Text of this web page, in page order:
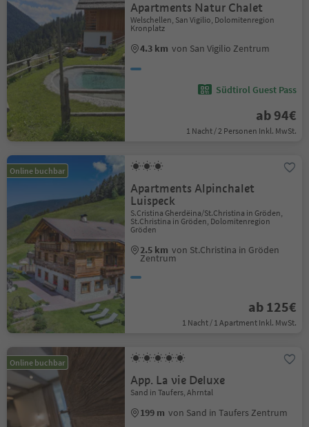
Apartments Natur Chalet
Welschellen, San Vigilio, Dolomitenregion
Kronplatz
4.3 km von San Vigilio Zentrum
Südtirol Guest Pass
ab 94€
1 Nacht / 2 Personen Inkl. MwSt.
Online buchbar
Apartments Alpinchalet
Luispeck
S.Cristina Gherdëina/St.Christina in Gröden,
St.Christina in Gröden, Dolomitenregion
Gröden
2.5 km von St.Christina in Gröden
Zentrum
ab 125€
1 Nacht / 1 Apartment Inkl. MwSt.
Online buchbar
App. La vie Deluxe
Sand in Taufers, Ahrntal
199 m von Sand in Taufers Zentrum